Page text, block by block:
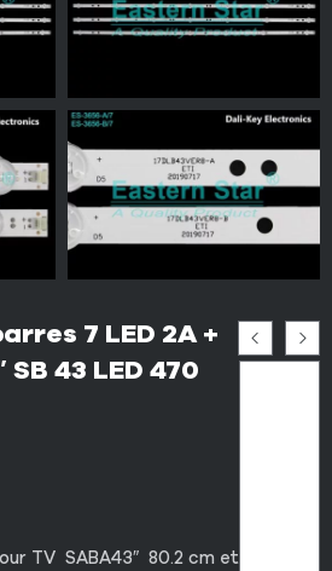
7 LED 2A +
SB 43 LED 470
TV SABA43″ 80.2 cm et chaque